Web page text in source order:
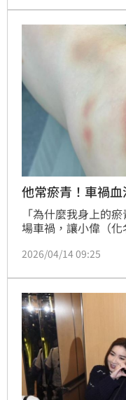
中心前身是幼兒園
改掛托育中心名義
人，換個名字就變
現，1個月內有6名嬰
他常瘀青！車禍血
「為什麼我身上的
場車禍，讓小偉（
卻因傷口無法止血，
幾秒鐘，但對血友
挑戰，反覆尋找血
常」的生活。（記
2026/04/14 09:25